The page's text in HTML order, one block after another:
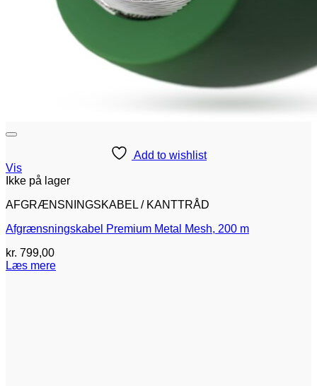
Add to wishlist
Vis
Ikke på lager
AFGRÆNSNINGSKABEL / KANTTRÅD
Afgrænsningskabel Premium Metal Mesh, 200 m
kr. 799,00
Læs mere